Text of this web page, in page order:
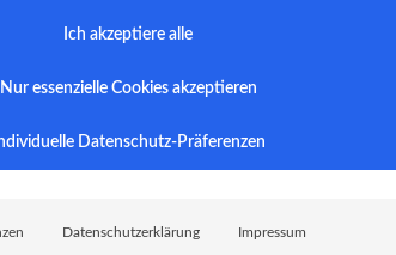
Ich akzeptiere alle
Nur essenzielle Cookies akzeptieren
Datenschutz-Präferenzen
Datenschutzerklärung Impressum